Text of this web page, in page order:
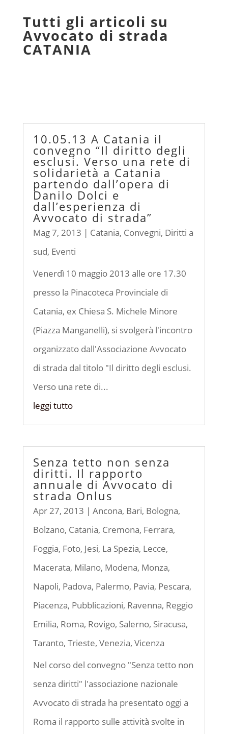
Tutti gli articoli su
Avvocato di strada
CATANIA
10.05.13 A Catania il
convegno “Il diritto degli
esclusi. Verso una rete di
solidarietà a Catania
partendo dall’opera di
Danilo Dolci e
dall’esperienza di
Avvocato di strada”
Mag 7, 2013 | Catania, Convegni, Diritti a
sud, Eventi
Venerdì 10 maggio 2013 alle ore 17.30
presso la Pinacoteca Provinciale di
Catania, ex Chiesa S. Michele Minore
(Piazza Manganelli), si svolgerà l'incontro
organizzato dall'Associazione Avvocato
di strada dal titolo "Il diritto degli esclusi.
Verso una rete di...
leggi tutto
Senza tetto non senza
diritti. Il rapporto
annuale di Avvocato di
strada Onlus
Apr 27, 2013 | Ancona, Bari, Bologna,
Bolzano, Catania, Cremona, Ferrara,
Foggia, Foto, Jesi, La Spezia, Lecce,
Macerata, Milano, Modena, Monza,
Napoli, Padova, Palermo, Pavia, Pescara,
Piacenza, Pubblicazioni, Ravenna, Reggio
Emilia, Roma, Rovigo, Salerno, Siracusa,
Taranto, Trieste, Venezia, Vicenza
Nel corso del convegno "Senza tetto non
senza diritti" l'associazione nazionale
Avvocato di strada ha presentato oggi a
Roma il rapporto sulle attività svolte in